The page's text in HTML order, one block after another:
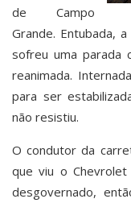
de Campo
Grande. Entubada,
sofreu uma parada
reanimada.
para ser
não resistiu.
O condutor da
que viu o
desgovernado,